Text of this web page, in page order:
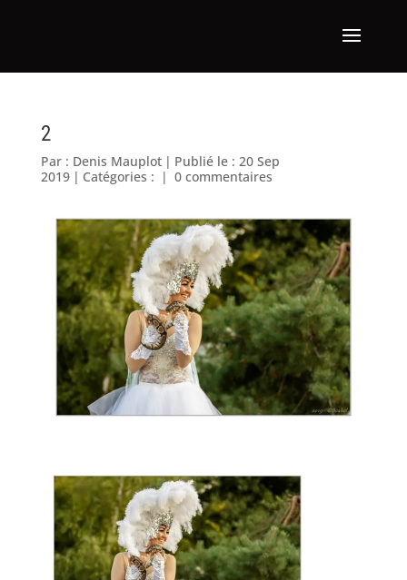
2
Par : Denis Mauplot | Publié le : 20 Sep
2019 | Catégories : | 0 commentaires